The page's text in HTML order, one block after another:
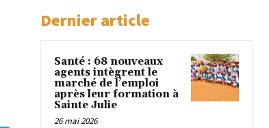
Dernier article
Santé : 68 nouveaux
agents intègrent le
marché de l’emploi
après leur formation à
Sainte Julie
26 mai 2026